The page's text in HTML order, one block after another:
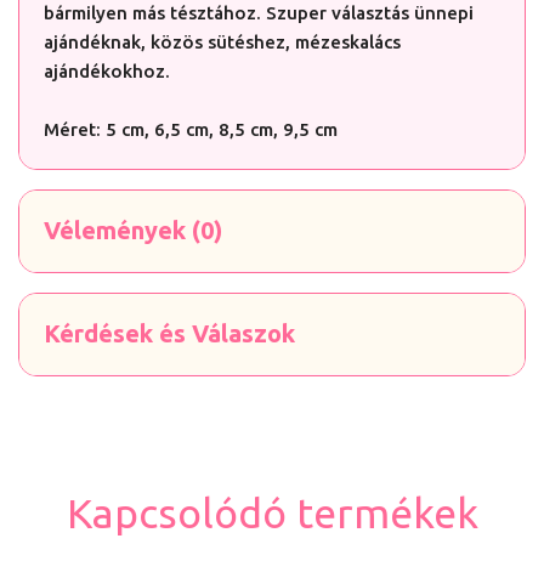
bármilyen más tésztához. Szuper választás ünnepi
ajándéknak, közös sütéshez, mézeskalács
ajándékokhoz.
Méret: 5 cm, 6,5 cm, 8,5 cm, 9,5 cm
Vélemények (0)
Kérdések és Válaszok
Kapcsolódó termékek